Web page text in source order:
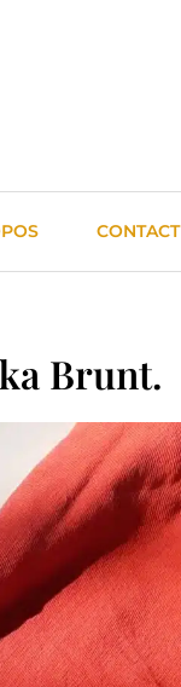
CONTACT
Brunt.